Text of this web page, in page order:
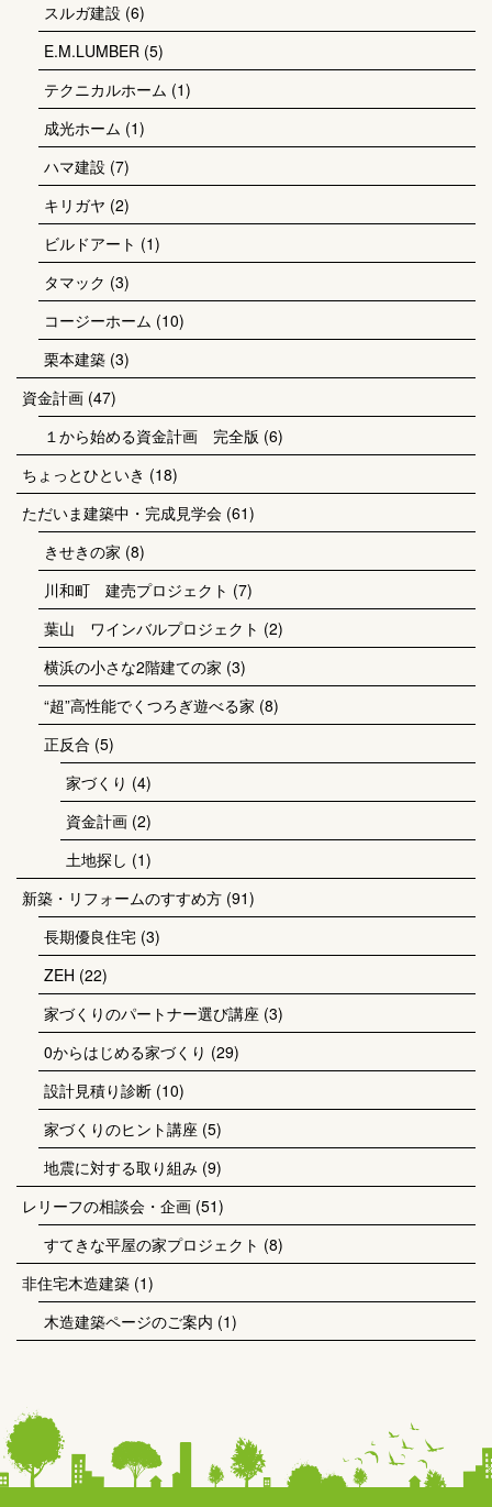
スルガ建設 (6)
E.M.LUMBER (5)
テクニカルホーム (1)
成光ホーム (1)
ハマ建設 (7)
キリガヤ (2)
ビルドアート (1)
タマック (3)
コージーホーム (10)
栗本建築 (3)
資金計画 (47)
１から始める資金計画 完全版 (6)
ちょっとひといき (18)
ただいま建築中・完成見学会 (61)
きせきの家 (8)
川和町 建売プロジェクト (7)
葉山 ワインバルプロジェクト (2)
横浜の小さな2階建ての家 (3)
“超”高性能でくつろぎ遊べる家 (8)
正反合 (5)
家づくり (4)
資金計画 (2)
土地探し (1)
新築・リフォームのすすめ方 (91)
長期優良住宅 (3)
ZEH (22)
家づくりのパートナー選び講座 (3)
0からはじめる家づくり (29)
設計見積り診断 (10)
家づくりのヒント講座 (5)
地震に対する取り組み (9)
レリーフの相談会・企画 (51)
すてきな平屋の家プロジェクト (8)
非住宅木造建築 (1)
木造建築ページのご案内 (1)